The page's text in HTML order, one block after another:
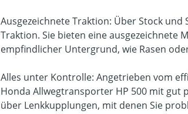
Ausgezeichnete Traktion: Über Stock
Traktion. Sie bieten eine ausgezeichnete
empfindlicher Untergrund, wie Rasen
Alles unter Kontrolle: Angetrieben vom
Honda Allwegtransporter HP 500 mit gut
über Lenkkupplungen, mit denen Sie